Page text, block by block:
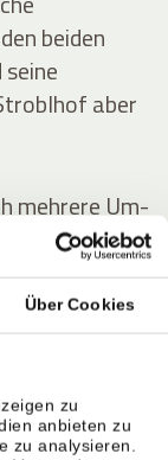
Über Cookies
zu
anbieten zu
zu analysieren.
beiden
aber
mehrere Um-
im
Ausserer
Region,
die